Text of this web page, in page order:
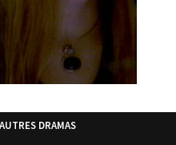
DRAMAS